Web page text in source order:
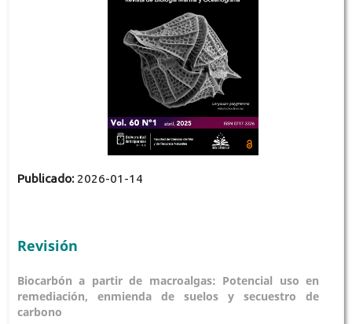
Publicado: 2026-01-14
Revisión
Biocarbón a partir de macroalgas: Potencial uso en
remediación, enmienda de suelos y secuestro de
carbono